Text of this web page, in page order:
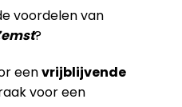
voordelen van
?
eenvrijblijvende
voor een